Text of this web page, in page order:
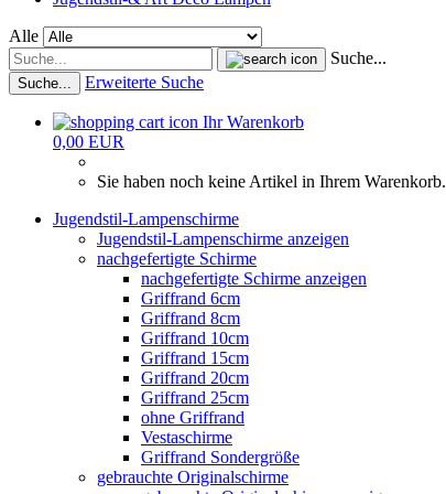
Alle
Suche...
Suche... Erweiterte Suche
Ihr Warenkorb
0,00 EUR
Sie haben noch keine Artikel in Ihrem Warenkorb.
Jugendstil-Lampenschirme
Jugendstil-Lampenschirme anzeigen
nachgefertigte Schirme
nachgefertigte Schirme anzeigen
Griffrand 6cm
Griffrand 8cm
Griffrand 10cm
Griffrand 15cm
Griffrand 20cm
Griffrand 25cm
ohne Griffrand
Vestaschirme
Griffrand Sondergröße
gebrauchte Originalschirme